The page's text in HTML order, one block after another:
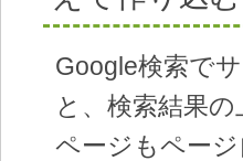
Google検索で
と、検索結果
ページもペー